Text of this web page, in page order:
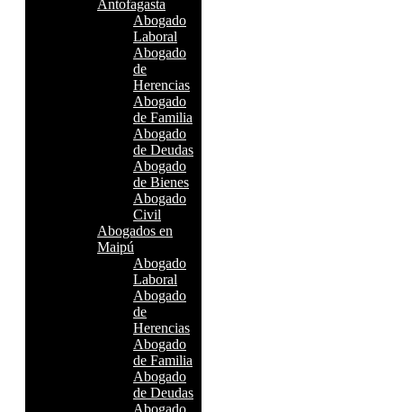
Antofagasta
Abogado
Laboral
Abogado
de
Herencias
Abogado
de Familia
Abogado
de Deudas
Abogado
de Bienes
Abogado
Civil
Abogados en
Maipú
Abogado
Laboral
Abogado
de
Herencias
Abogado
de Familia
Abogado
de Deudas
Abogado